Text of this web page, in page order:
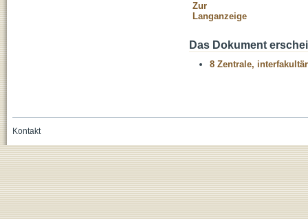
Zur
Langanzeige
Das Dokument
8 Zentrale,
Kontakt